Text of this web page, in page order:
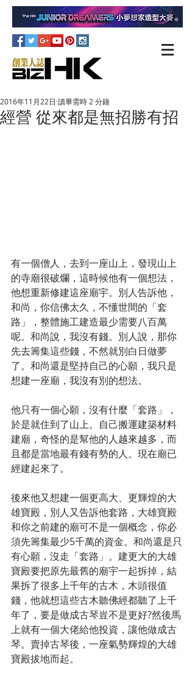
經營 從來都是無招勝有招
2016年11月22日 讀畢需時 2 分鐘
有一個僧人，去到一座山上，發現山上
的寺廟很破爛，這時候他有一個想法，
他想重新修建這座廟宇。別人告訴他，
和尚，你信佛太久，不懂世間的「套
路」，整體施工建造最少需要八百萬
呢。和尚說，我沒有錢。別人說，那你
先去籌集這些錢，不然就別白日做夢
了。和尚還是堅持自己的心願，我只是
想建一座廟，我沒有別的想法。
他只有一個心願，沒有什麼「套路」，
於是就住到了山上。自己搬運建築材料
建廟，奇怪的是幫他的人越來越多，而
且都是當地最有錢有勢的人。現在廟已
經建起來了。
後來他又想建一個更高大、更輝煌的大
雄寶殿，別人又告訴他套路，大雄寶殿
和你之前建的廟可不是一個概念，你必
須先籌集最少5千萬的資金。和尚還是只
有心願，沒走「套路」。建更大的大雄
寶殿要把原先最舊的廟宇一起拆掉，結
果拆了很多上千年的古木，木頭很值
錢，他就想這些古木聽佛經都聽了上千
年了，要是做成古琴豈不是更好?然後馬
上就有一個大佬給他投資，讓他做成古
琴。賣掉古琴後，一座氣勢輝煌的大雄
寶殿拔地而起。